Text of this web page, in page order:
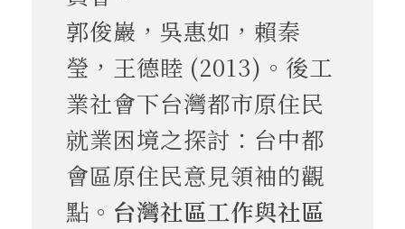
郭俊巖，吳惠如，賴秦
瑩，王德睦 (2013)。後工
業社會下台灣都市原住民
就業困境之探討：台中都
會區原住民意見領袖的觀
點。 台灣社區工作與社區